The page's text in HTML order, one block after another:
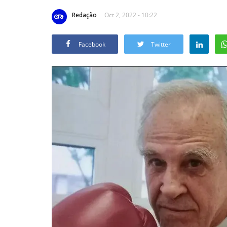
Redação Oct 2, 2022 - 10:22
Facebook Twitter